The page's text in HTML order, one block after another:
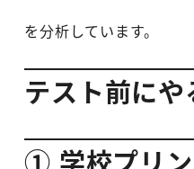
を分析しています。
テスト前にや
① 学校プリ